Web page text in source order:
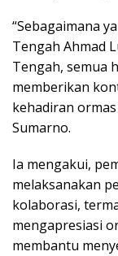
“Sebagaimana
Tengah Ahmad
Tengah, semua
memberikan
kehadiran
Sumarno.
Ia mengakui,
melaksanakan
kolaborasi,
mengapresiasi
membantu